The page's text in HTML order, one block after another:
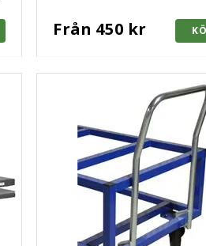
Från 450 kr